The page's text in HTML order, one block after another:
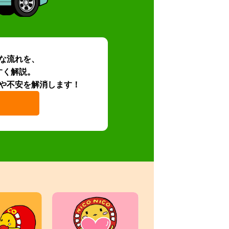
流れを、
解説。
不安を解消します！